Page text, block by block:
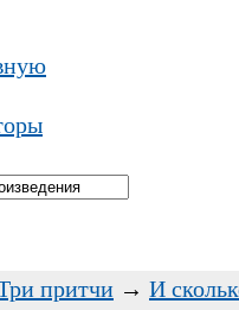
притчи → И